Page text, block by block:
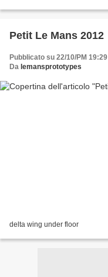
Petit Le Mans 2012
Pubblicato su 22/10/PM 19:29
Da lemansprototypes
delta wing under floor